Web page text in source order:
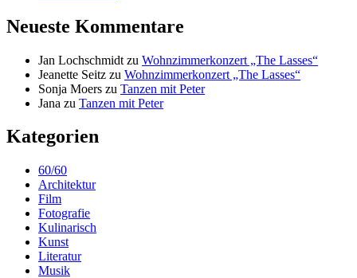
Neueste Kommentare
Jan Lochschmidt zu Wohnzimmerkonzert „The Lasses“
Jeanette Seitz zu Wohnzimmerkonzert „The Lasses“
Sonja Moers zu Tanzen mit Peter
Jana zu Tanzen mit Peter
Kategorien
60/60
Architektur
Film
Fotografie
Kulinarisch
Kunst
Literatur
Musik